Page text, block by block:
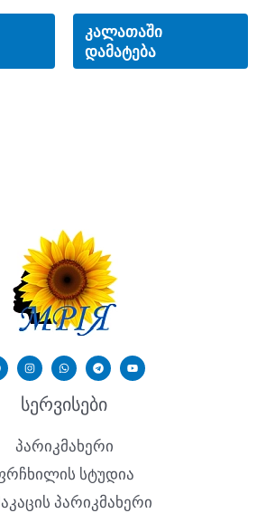
კალათაში
დამატება
სერვისები
პარიკმახერი
სტუდია
პარიკმახერი